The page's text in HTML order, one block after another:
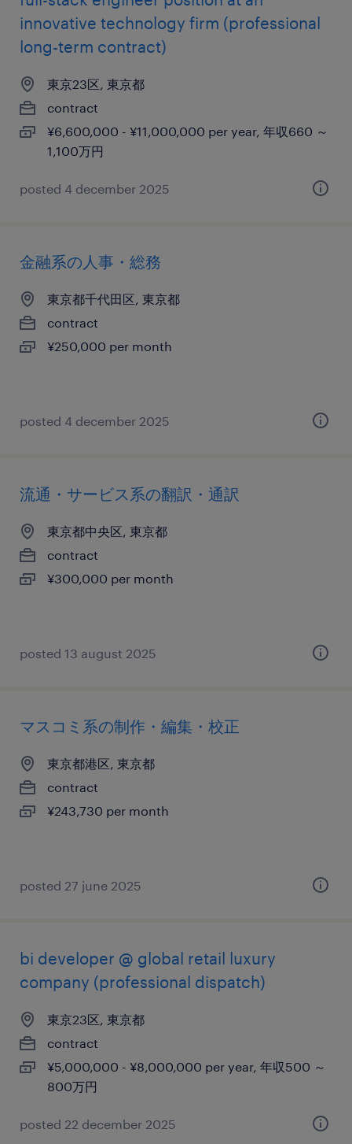
innovative technology firm (professional
long-term contract)
東京23区, 東京都
contract
¥6,600,000 - ¥11,000,000 per year, 年収660 ～
1,100万円
posted 4 december 2025
金融系の人事・総務
東京都千代田区, 東京都
contract
¥250,000 per month
posted 4 december 2025
流通・サービス系の翻訳・通訳
東京都中央区, 東京都
contract
¥300,000 per month
posted 13 august 2025
マスコミ系の制作・編集・校正
東京都港区, 東京都
contract
¥243,730 per month
posted 27 june 2025
bi developer @ global retail luxury
company (professional dispatch)
東京23区, 東京都
contract
¥5,000,000 - ¥8,000,000 per year, 年収500 ～
800万円
posted 22 december 2025